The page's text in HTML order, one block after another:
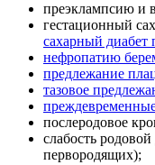
преэклампсию и
гестационный
сахарный диабет
нефропатию
предлежание
тазовое
послеродовое
слабость
первородящих);